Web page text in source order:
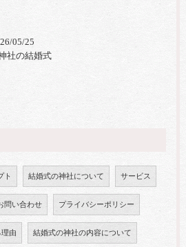
05/25
社の結婚式
ト 結婚式の神社について サービス
問い合わせ プライバシーポリシー
由 結婚式の神社の内容について